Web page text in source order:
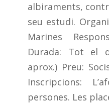
albiraments,
seu estudi.
Marines
Durada: Tot el
aprox.) Preu:
Inscripcions:
persones. Les